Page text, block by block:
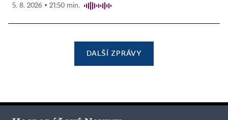
5. 8. 2026 ▪ 21:50 min.
DALŠÍ ZPRÁVY